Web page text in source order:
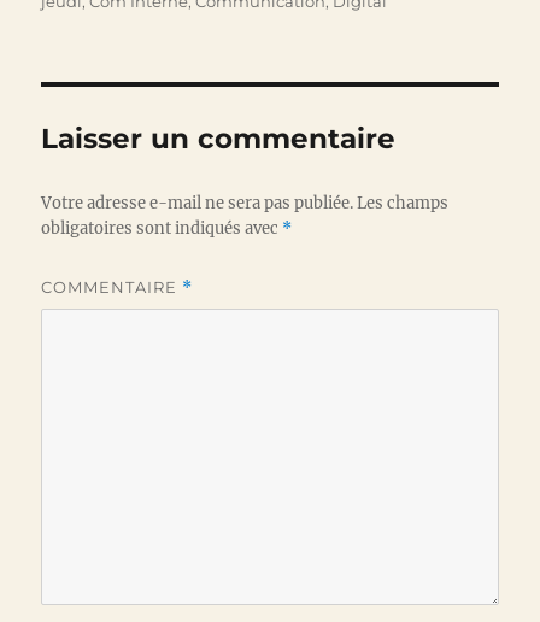
Laisser un commentaire
Votre adresse e-mail ne sera pas publiée. Les champs
obligatoires sont indiqués avec *
COMMENTAIRE *